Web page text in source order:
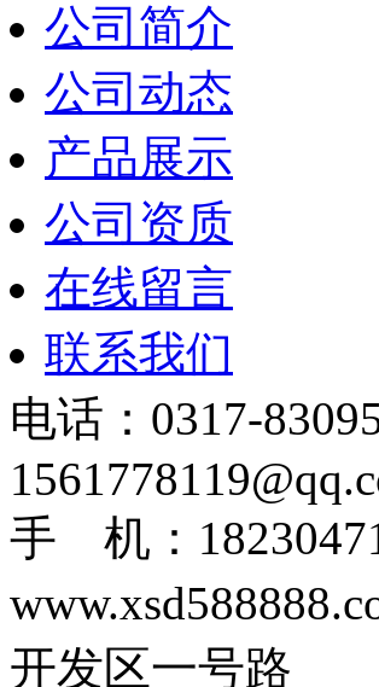
公司简介
公司动态
产品展示
公司资质
在线留言
联系我们
电话：0317-
手 机：
开发区一号路